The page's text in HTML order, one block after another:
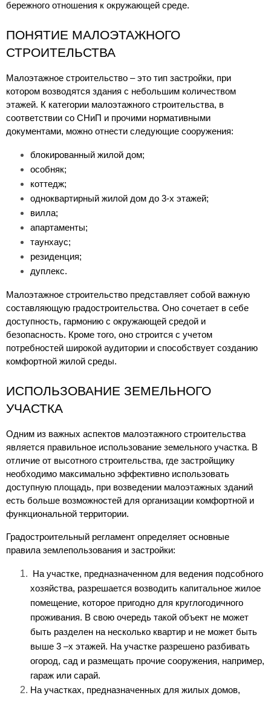
бережного отношения к окружающей среде.
ПОНЯТИЕ МАЛОЭТАЖНОГО
СТРОИТЕЛЬСТВА
Малоэтажное строительство – это тип застройки, при
котором возводятся здания с небольшим количеством
этажей. К категории малоэтажного строительства, в
соответствии со СНиП и прочими нормативными
документами, можно отнести следующие сооружения:
блокированный жилой дом;
особняк;
коттедж;
одноквартирный жилой дом до 3-х этажей;
вилла;
апартаменты;
таунхаус;
резиденция;
дуплекс.
Малоэтажное строительство представляет собой важную
составляющую градостроительства. Оно сочетает в себе
доступность, гармонию с окружающей средой и
безопасность. Кроме того, оно строится с учетом
потребностей широкой аудитории и способствует созданию
комфортной жилой среды.
ИСПОЛЬЗОВАНИЕ ЗЕМЕЛЬНОГО
УЧАСТКА
Одним из важных аспектов малоэтажного строительства
является правильное использование земельного участка. В
отличие от высотного строительства, где застройщику
необходимо максимально эффективно использовать
доступную площадь, при возведении малоэтажных зданий
есть больше возможностей для организации комфортной и
функциональной территории.
Градостроительный регламент определяет основные
правила землепользования и застройки:
На участке, предназначенном для ведения подсобного
хозяйства, разрешается возводить капитальное жилое
помещение, которое пригодно для круглогодичного
проживания. В свою очередь такой объект не может
быть разделен на несколько квартир и не может быть
выше 3 –х этажей. На участке разрешено разбивать
огород, сад и размещать прочие сооружения, например,
гараж или сарай.
На участках, предназначенных для жилых домов,